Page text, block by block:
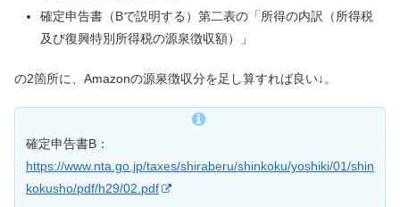
確定申告書（Bで説明する）第二表の「所得の内訳（所得税
及び復興特別所得税の源泉徴収額）」
の2箇所に、Amazonの源泉徴収分を足し算すれば良い↓。
確定申告書B：
https://www.nta.go.jp/taxes/shiraberu/shinkoku/yoshiki/01/shin
kokusho/pdf/h29/02.pdf